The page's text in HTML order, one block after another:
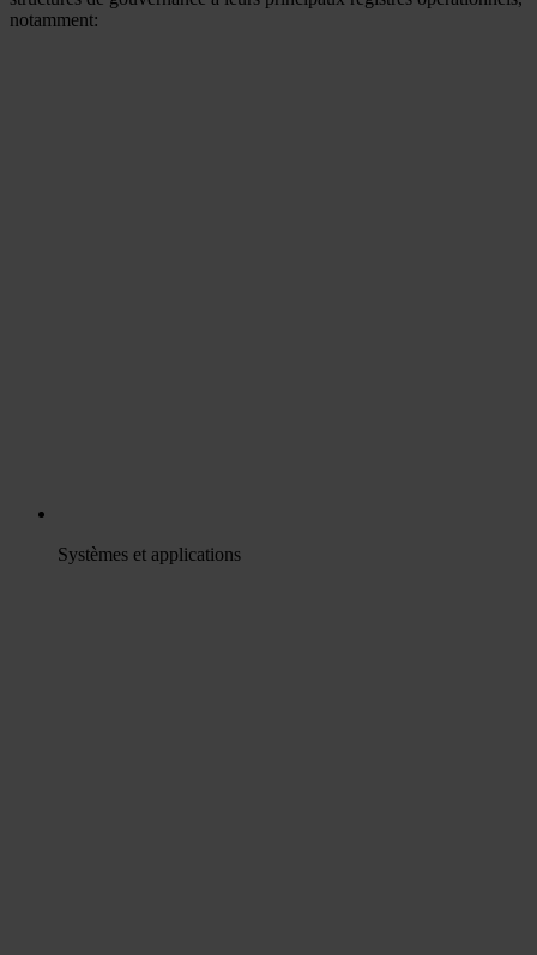
notamment:
Systèmes et applications